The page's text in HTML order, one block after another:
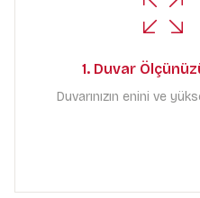
1. Duvar
Duvarınızın enini ve